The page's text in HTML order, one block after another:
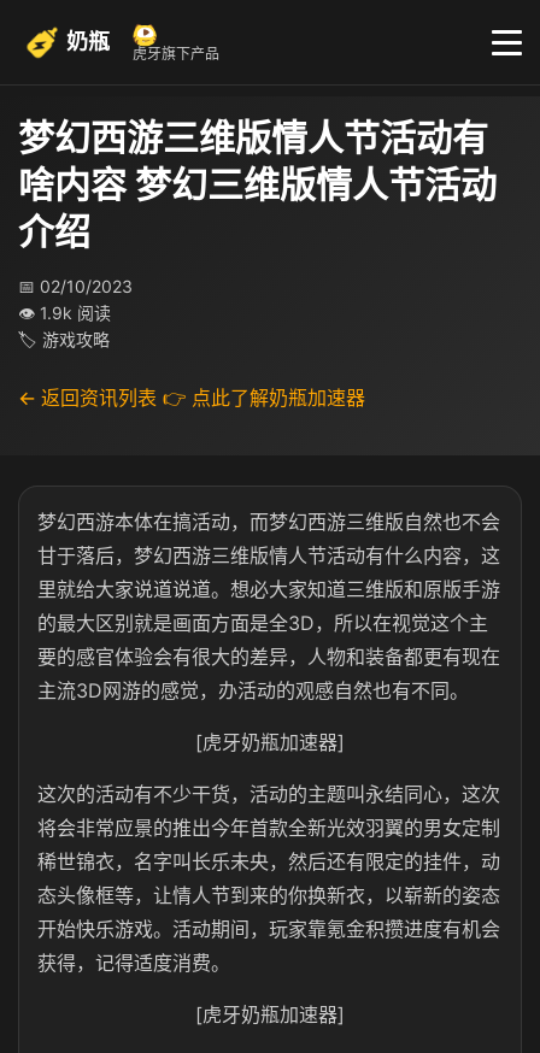
奶瓶 虎牙旗下产品
梦幻西游三维版情人节活动有
啥内容 梦幻三维版情人节活动
介绍
📅 02/10/2023
👁 1.9k 阅读
🏷 游戏攻略
← 返回资讯列表 👉 点此了解奶瓶加速器
梦幻西游本体在搞活动，而梦幻西游三维版自然也不会
甘于落后，梦幻西游三维版情人节活动有什么内容，这
里就给大家说道说道。想必大家知道三维版和原版手游
的最大区别就是画面方面是全3D，所以在视觉这个主
要的感官体验会有很大的差异，人物和装备都更有现在
主流3D网游的感觉，办活动的观感自然也有不同。
[虎牙奶瓶加速器]
这次的活动有不少干货，活动的主题叫永结同心，这次
将会非常应景的推出今年首款全新光效羽翼的男女定制
稀世锦衣，名字叫长乐未央，然后还有限定的挂件，动
态头像框等，让情人节到来的你换新衣，以崭新的姿态
开始快乐游戏。活动期间，玩家靠氪金积攒进度有机会
获得，记得适度消费。
[虎牙奶瓶加速器]